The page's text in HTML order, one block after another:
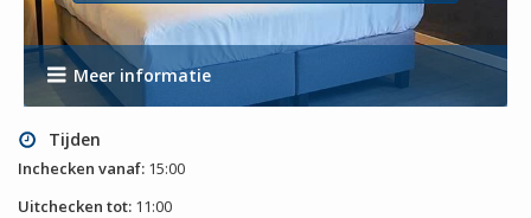
Meer informatie
Tijden
Inchecken vanaf: 15:00
Uitchecken tot: 11:00